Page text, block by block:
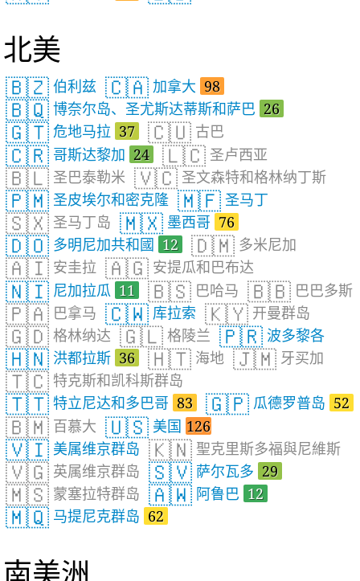
北美
🇧🇿 伯利兹 🇨🇦 加拿大 98
🇧🇶 博奈尔岛、圣尤斯达蒂斯和萨巴 26
🇬🇹 危地马拉 37 🇨🇺 古巴
🇨🇷 哥斯达黎加 24 🇱🇨 圣卢西亚
🇧🇱 圣巴泰勒米 🇻🇨 圣文森特和格林纳丁斯
🇵🇲 圣皮埃尔和密克隆 🇲🇫 圣马丁
🇸🇽 圣马丁岛 🇲🇽 墨西哥 76
🇩🇴 多明尼加共和國 12 🇩🇲 多米尼加
🇦🇮 安圭拉 🇦🇬 安提瓜和巴布达
🇳🇮 尼加拉瓜 11 🇧🇸 巴哈马 🇧🇧 巴巴多斯
🇵🇦 巴拿马 🇨🇼 库拉索 🇰🇾 开曼群岛
🇬🇩 格林纳达 🇬🇱 格陵兰 🇵🇷 波多黎各
🇭🇳 洪都拉斯 36 🇭🇹 海地 🇯🇲 牙买加
🇹🇨 特克斯和凯科斯群岛
🇹🇹 特立尼达和多巴哥 83 🇬🇵 瓜德罗普岛 52
🇧🇲 百慕大 🇺🇸 美国 126
🇻🇮 美属维京群岛 🇰🇳 聖克里斯多福與尼維斯
🇻🇬 英属维京群岛 🇸🇻 萨尔瓦多 29
🇲🇸 蒙塞拉特群岛 🇦🇼 阿鲁巴 12
🇲🇶 马提尼克群岛 62